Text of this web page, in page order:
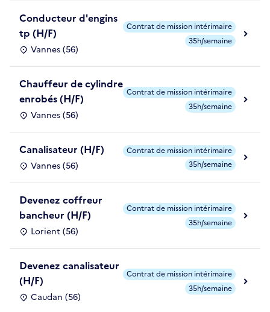
Conducteur d'engins
tp (H/F)
Vannes (56)
Contrat de mission intérimaire
35h/semaine
Chauffeur de cylindre
enrobés (H/F)
Vannes (56)
Contrat de mission intérimaire
35h/semaine
Canalisateur (H/F)
Vannes (56)
Contrat de mission intérimaire
35h/semaine
Devenez coffreur
bancheur (H/F)
Lorient (56)
Contrat de mission intérimaire
35h/semaine
Devenez canalisateur
(H/F)
Caudan (56)
Contrat de mission intérimaire
35h/semaine